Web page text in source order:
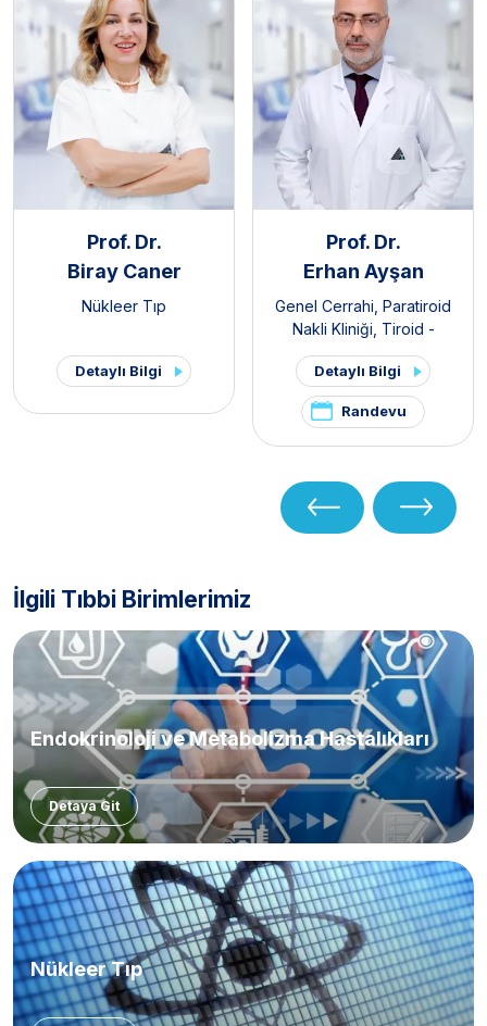
Prof. Dr.
Biray Caner
Nükleer Tıp
Detaylı Bilgi
Prof. Dr.
Erhan Ayşan
Genel Cerrahi Paratiroid
Nakli Kliniği Tiroid -
Paratiroid Hastalıkları ve
Cerrahisi Kliniği,Endokrin
Cerrahisi
Detaylı Bilgi
Randevu
İlgili Tıbbi Birimlerimiz
Endokrinoloji ve Metabolizma Hastalıkları
Detaya Git
Nükleer Tıp